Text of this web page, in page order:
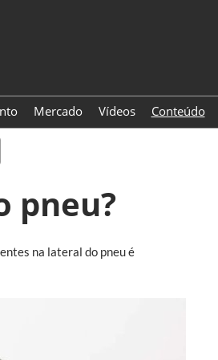
Mercado Vídeos Conteúdo
pneu?
na lateral do pneu é